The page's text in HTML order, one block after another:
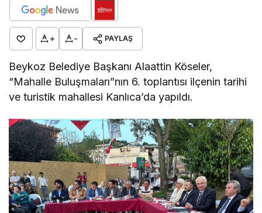
+ - PAYLAŞ
Beykoz Belediye Başkanı Alaattin Köseler,
“Mahalle Buluşmaları”nın 6. toplantısı ilçenin tarihi
ve turistik mahallesi Kanlıca’da yapıldı.